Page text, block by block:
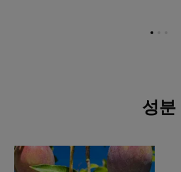
항
동동동
성분